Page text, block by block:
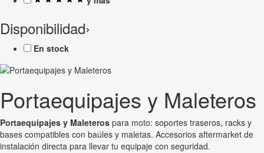
Disponibilidad›
En stock
Portaequipajes y Maleteros
Portaequipajes y Maleteros para moto: soportes traseros, racks y
bases compatibles con baúles y maletas. Accesorios aftermarket de
instalación directa para llevar tu equipaje con seguridad.